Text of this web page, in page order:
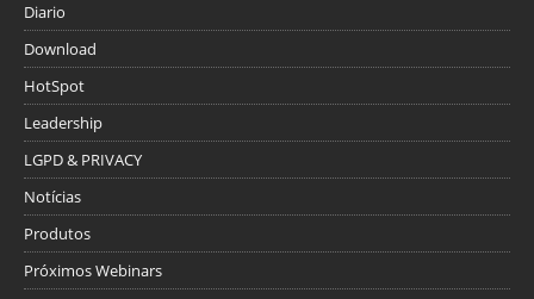
Diario
Download
HotSpot
Leadership
LGPD & PRIVACY
Notícias
Produtos
Próximos Webinars